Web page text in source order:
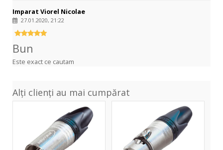
Imparat Viorel Nicolae
27.01.2020, 21:22
Bun
Este exact ce cautam
Alți clienți au mai cumpărat